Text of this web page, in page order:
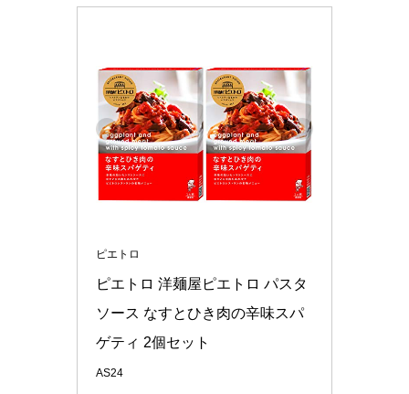
ピエトロ
ピエトロ 洋麺屋ピエトロ パスタ
ソース なすとひき肉の辛味スパ
ゲティ 2個セット
AS24